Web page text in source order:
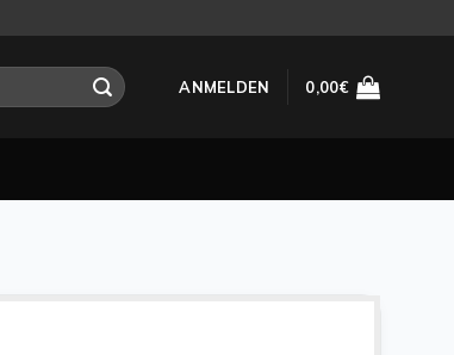
ANMELDEN 0,00€